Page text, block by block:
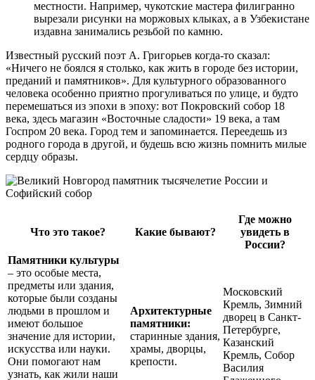
местности. Например, чукотские мастера филигранно
вырезали рисунки на моржовых клыках, а в Узбекистане
издавна занимались резьбой по камню.
Известный русский поэт А. Григорьев когда-то сказал:
«Ничего не боялся я столько, как жить в городе без истории,
преданий и памятников». Для культурного образованного
человека особенно приятно прогуливаться по улице, и будто
перемешаться из эпохи в эпоху: вот Покровский собор 18
века, здесь магазин «Восточные сладости» 19 века, а там
Госпром 20 века. Город тем и запоминается. Переедешь из
родного города в другой, и будешь всю жизнь помнить милые
сердцу образы.
Что это такое? Какие бывают?
Где можно
увидеть в
России?
Памятники культуры
– это особые места,
предметы или здания,
которые были созданы
людьми в прошлом и
имеют большое
значение для истории,
искусства или науки.
Они помогают нам
узнать, как жили наши
Архитектурные
памятники:
старинные здания,
храмы, дворцы,
крепости.
Московский
Кремль, Зимний
дворец в Санкт-
Петербурге,
Казанский
Кремль, Собор
Василия